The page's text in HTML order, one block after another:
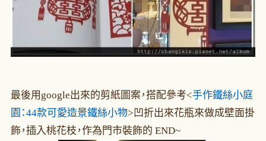
最後用google出來的剪紙圖案，搭配參考<手作鐵絲小庭
園：44款可愛造景鐵絲小物>凹折出來花瓶來做成壁面掛
飾，插入桃花枝，作為門市裝飾的 END~